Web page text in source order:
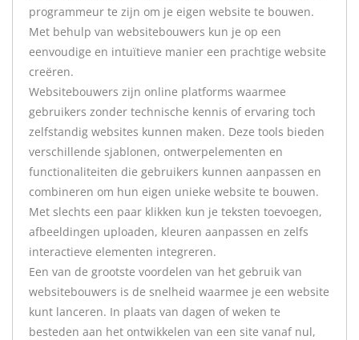
programmeur te zijn om je eigen website te bouwen.
Met behulp van websitebouwers kun je op een
eenvoudige en intuïtieve manier een prachtige website
creëren.
Websitebouwers zijn online platforms waarmee
gebruikers zonder technische kennis of ervaring toch
zelfstandig websites kunnen maken. Deze tools bieden
verschillende sjablonen, ontwerpelementen en
functionaliteiten die gebruikers kunnen aanpassen en
combineren om hun eigen unieke website te bouwen.
Met slechts een paar klikken kun je teksten toevoegen,
afbeeldingen uploaden, kleuren aanpassen en zelfs
interactieve elementen integreren.
Een van de grootste voordelen van het gebruik van
websitebouwers is de snelheid waarmee je een website
kunt lanceren. In plaats van dagen of weken te
besteden aan het ontwikkelen van een site vanaf nul,